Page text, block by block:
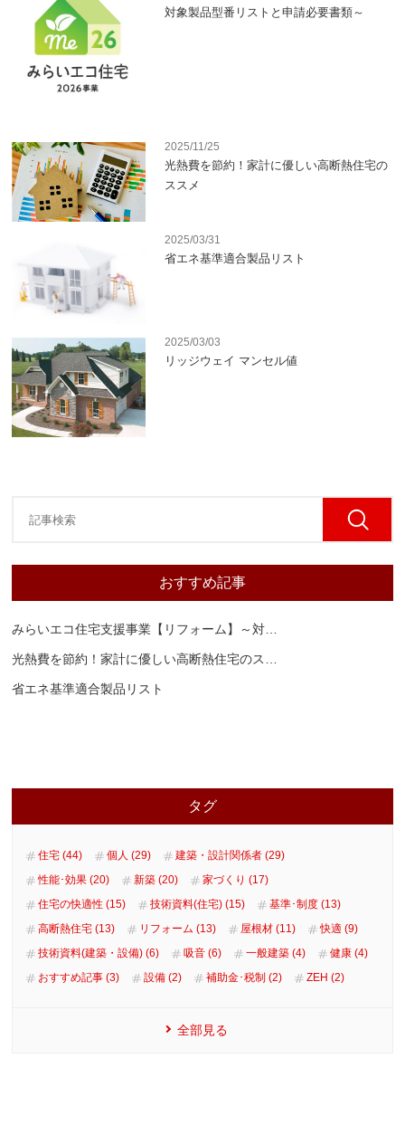
対象製品型番リストと申請必要書類～
2025/11/25
光熱費を節約！家計に優しい高断熱住宅の
ススメ
2025/03/31
省エネ基準適合製品リスト
2025/03/03
リッジウェイ マンセル値
おすすめ記事
みらいエコ住宅支援事業【リフォーム】～対
光熱費を節約！家計に優しい高断熱住宅のス
省エネ基準適合製品リスト
タグ
住宅 (44) 個人 (29)
建築・設計関係者 (29)
性能･効果 (20)
新築 (20)
家づくり (17)
住宅の快適性 (15)
技術資料(住宅) (15)
基準･制度 (13)
高断熱住宅 (13)
リフォーム (13) 屋根材 (11)
快適 (9)
技術資料(建築・設備) (6)
吸音 (6) 一般建築 (4)
健康 (4)
おすすめ記事 (3)
設備 (2) 補助金･税制 (2) ZEH (2)
全部見る